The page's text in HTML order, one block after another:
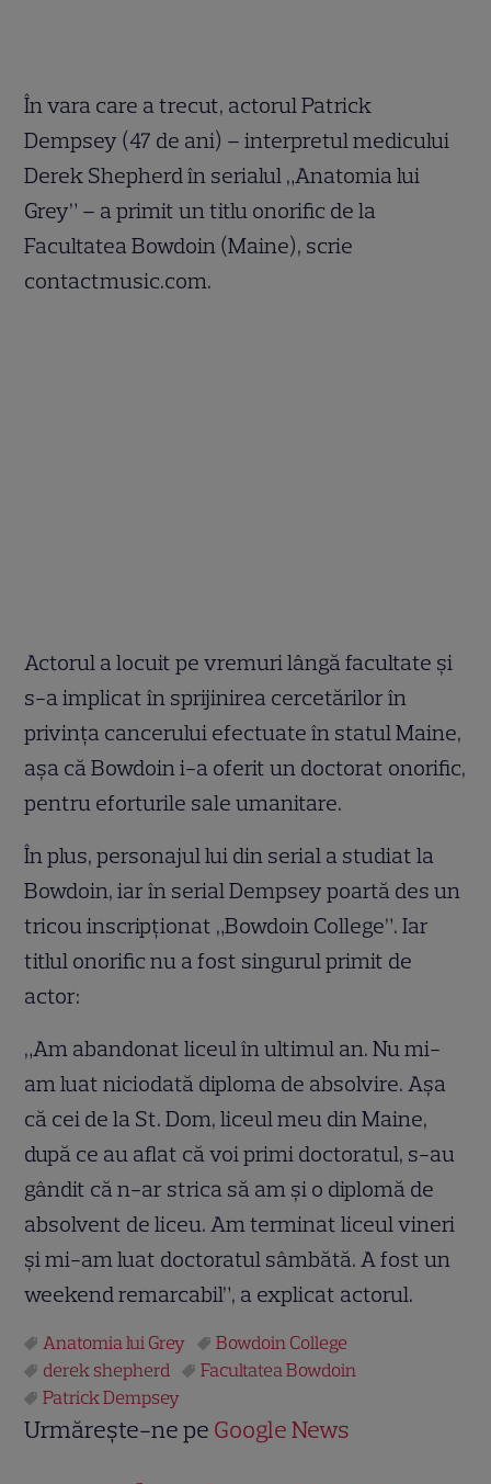
În vara care a trecut, actorul Patrick
Dempsey (47 de ani) – interpretul medicului
Derek Shepherd în serialul „Anatomia lui
Grey” – a primit un titlu onorific de la
Facultatea Bowdoin (Maine), scrie
contactmusic.com.
Actorul a locuit pe vremuri lângă facultate şi
s-a implicat în sprijinirea cercetărilor în
privinţa cancerului efectuate în statul Maine,
aşa că Bowdoin i-a oferit un doctorat onorific,
pentru eforturile sale umanitare.
În plus, personajul lui din serial a studiat la
Bowdoin, iar în serial Dempsey poartă des un
tricou inscripţionat „Bowdoin College”. Iar
titlul onorific nu a fost singurul primit de
actor:
„Am abandonat liceul în ultimul an. Nu mi-
am luat niciodată diploma de absolvire. Aşa
că cei de la St. Dom, liceul meu din Maine,
după ce au aflat că voi primi doctoratul, s-au
gândit că n-ar strica să am şi o diplomă de
absolvent de liceu. Am terminat liceul vineri
şi mi-am luat doctoratul sâmbătă. A fost un
weekend remarcabil”, a explicat actorul.
Anatomia lui Grey
Bowdoin College
derek shepherd
Facultatea Bowdoin
Patrick Dempsey
Urmărește-ne pe Google News